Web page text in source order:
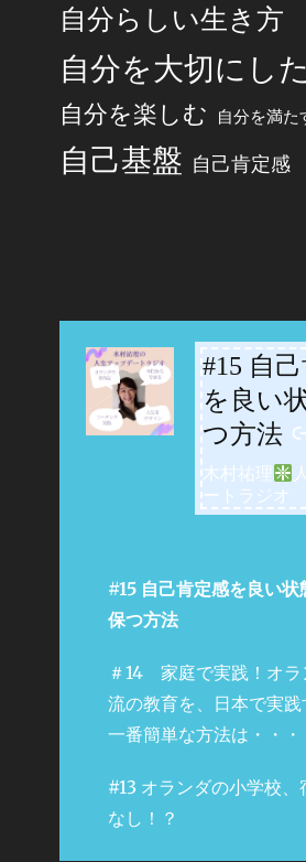
自分らしい生き方
自分を大切にし
自分を楽しむ 自分を満た
自己基盤 自己肯定感
#15 自
を良い
つ方法
-
木村祐理
ートラジオ
#15 自己肯定感を良い状
保つ方法
＃14 家庭で実践！オラ
流の教育を、日本で実践
一番簡単な方法は・・・
#13 オランダの小学校、
なし！？